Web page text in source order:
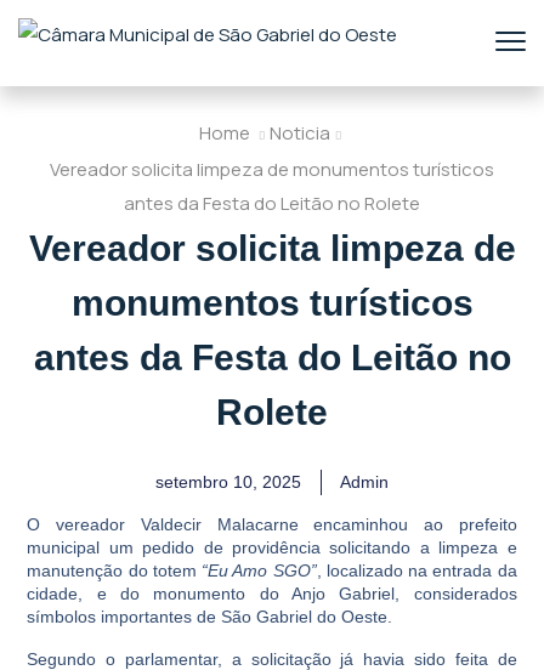
Home
Noticia
Vereador solicita limpeza de monumentos turísticos
antes da Festa do Leitão no Rolete
Vereador solicita limpeza de
monumentos turísticos
antes da Festa do Leitão no
Rolete
setembro 10, 2025 Admin
O vereador Valdecir Malacarne encaminhou ao prefeito
municipal um pedido de providência solicitando a limpeza e
manutenção do totem “Eu Amo SGO”, localizado na entrada da
cidade, e do monumento do Anjo Gabriel, considerados
símbolos importantes de São Gabriel do Oeste.
Segundo o parlamentar, a solicitação já havia sido feita de